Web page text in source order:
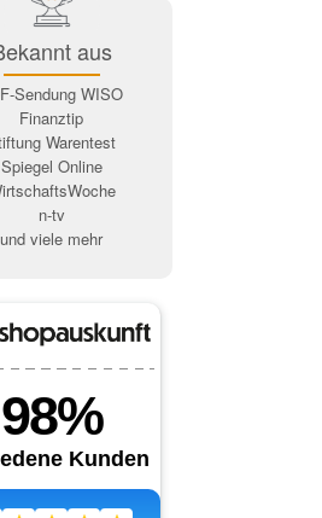
aus
Sendung WISO
Finanztip
Warentest
Spiegel Online
n-tv
und viele mehr